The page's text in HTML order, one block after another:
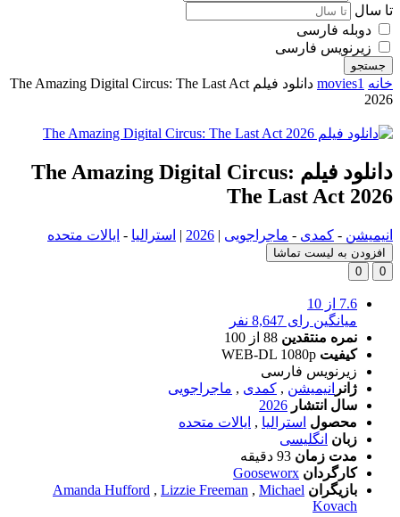
تا سال
دوبله فارسی
زیرنویس فارسی
جستجو
خانه movies1
دانلود فیلم The Amazing Digital Circus: The Last Act
2026
دانلود فیلم The Amazing Digital Circus:
The Last Act 2026
انیمیشن - کمدی - ماجراجویی |
2026
| استرالیا - ایالات متحده
افزودن به لیست تماشا
0
0
7.6 از 10
میانگین رای 8,647 نفر
نمره منتقدین 88 از 100
کیفیت WEB-DL 1080p
زیرنویس فارسی
ژانر انیمیشن , کمدی , ماجراجویی
سال انتشار 2026
محصول استرالیا , ایالات متحده
زبان انگلیسی
مدت زمان 93 دقیقه
کارگردان Gooseworx
بازیگران
Amanda Hufford , Lizzie Freeman , Michael
Kovach